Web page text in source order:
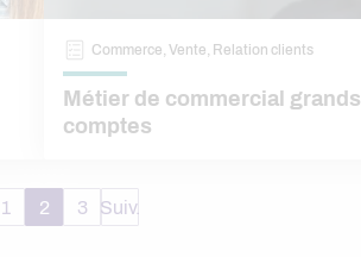
Commerce, Vente, Relation clients
Métier de commercial grands
comptes
1 2 3 Suiv.